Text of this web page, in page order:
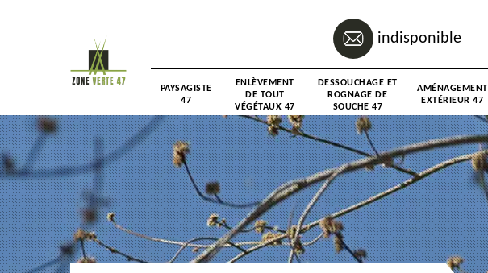
indisponible
PAYSAGISTE
47
ENLÈVEMENT
DE TOUT
VÉGÉTAUX 47
DESSOUCHAGE ET
ROGNAGE DE
SOUCHE 47
AMÉNAGEMENT
EXTÉRIEUR 47